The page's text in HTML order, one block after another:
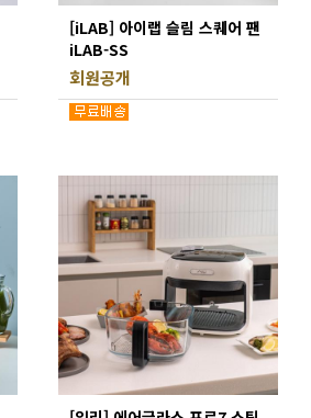
[iLAB] 아이랩 슬림 스퀘어 팬
iLAB-SS
회원공개